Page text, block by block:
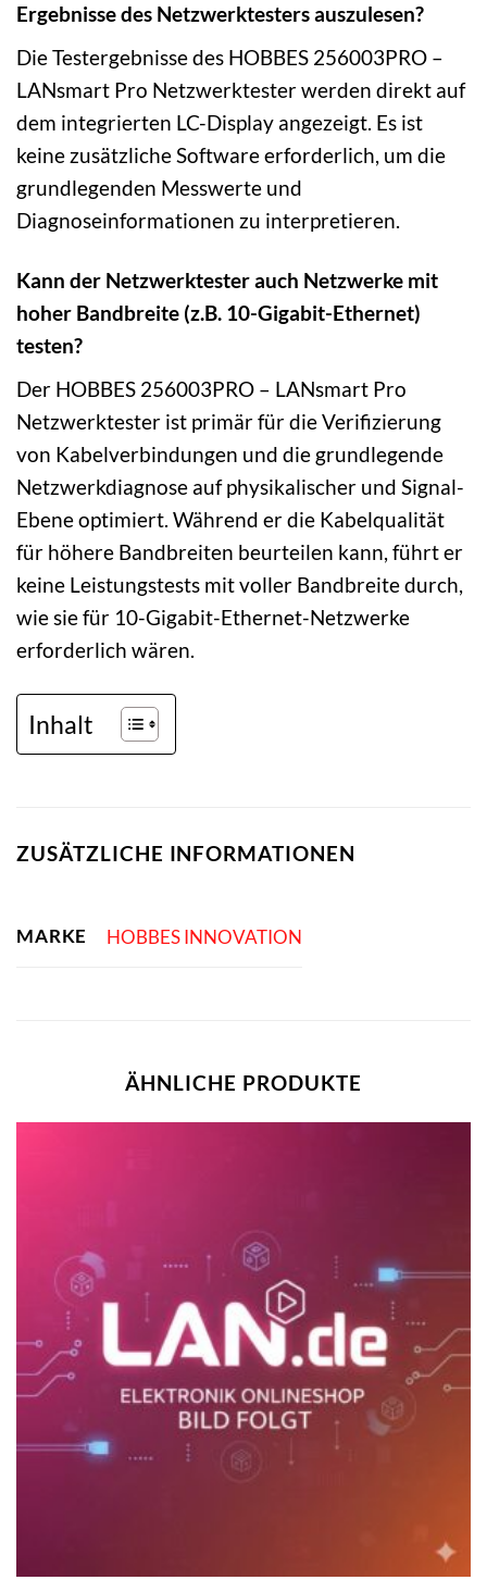
Ergebnisse des Netzwerktesters auszulesen?
Die Testergebnisse des HOBBES 256003PRO –
LANsmart Pro Netzwerktester werden direkt auf
dem integrierten LC-Display angezeigt. Es ist
keine zusätzliche Software erforderlich, um die
grundlegenden Messwerte und
Diagnoseinformationen zu interpretieren.
Kann der Netzwerktester auch Netzwerke mit
hoher Bandbreite (z.B. 10-Gigabit-Ethernet)
testen?
Der HOBBES 256003PRO – LANsmart Pro
Netzwerktester ist primär für die Verifizierung
von Kabelverbindungen und die grundlegende
Netzwerkdiagnose auf physikalischer und Signal-
Ebene optimiert. Während er die Kabelqualität
für höhere Bandbreiten beurteilen kann, führt er
keine Leistungstests mit voller Bandbreite durch,
wie sie für 10-Gigabit-Ethernet-Netzwerke
erforderlich wären.
Inhalt
ZUSÄTZLICHE INFORMATIONEN
MARKE HOBBES INNOVATION
ÄHNLICHE PRODUKTE